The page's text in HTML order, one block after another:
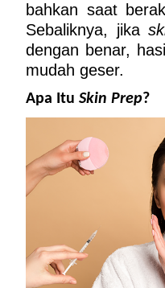
bahkan saat
Sebaliknya, jika
dengan benar,
mudah geser.
Apa Itu Skin Prep?